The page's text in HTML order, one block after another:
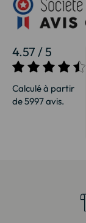
4.57 / 5
Calculé à partir
de 5997 avis.
27/07/2026